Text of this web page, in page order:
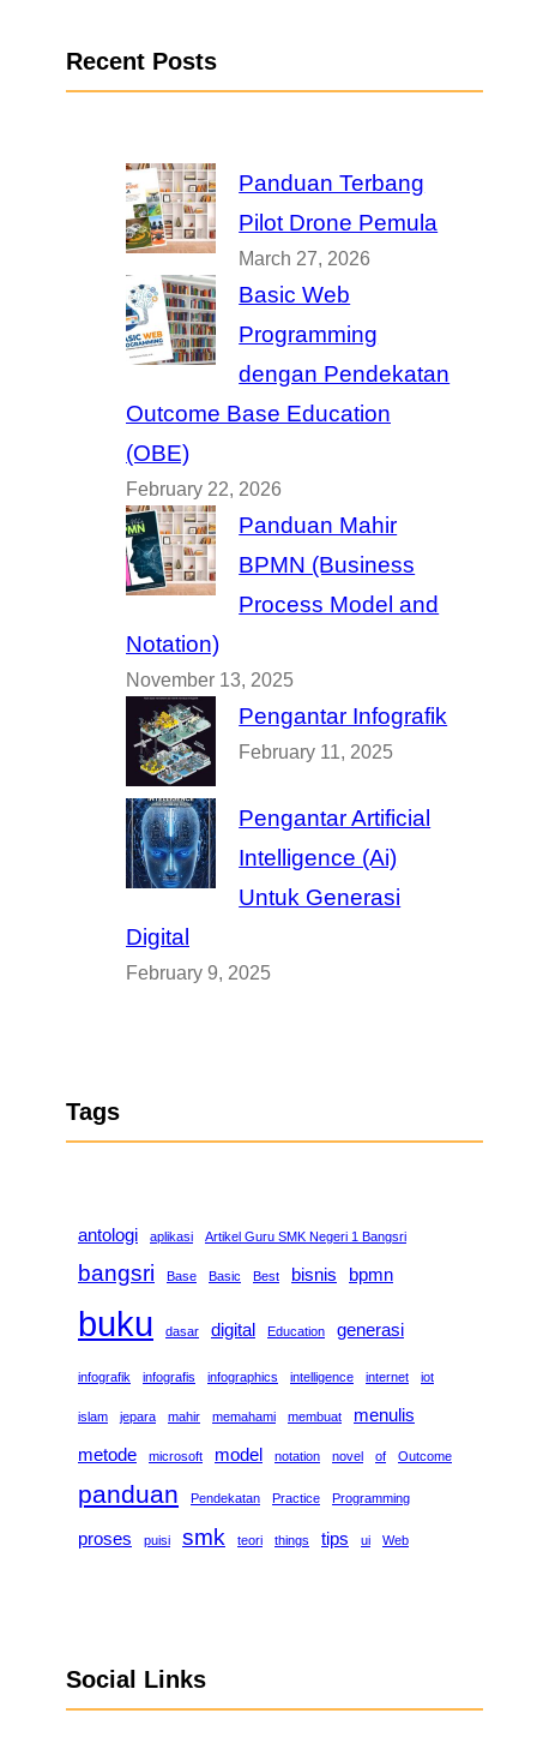
Recent Posts
Panduan Terbang
Pilot Drone Pemula
March 27, 2026
Basic Web
Programming
dengan Pendekatan
Outcome Base Education
(OBE)
February 22, 2026
Panduan Mahir
BPMN (Business
Process Model and
Notation)
November 13, 2025
Pengantar Infografik
February 11, 2025
Pengantar Artificial
Intelligence (Ai)
Untuk Generasi
Digital
February 9, 2025
Tags
antologi aplikasi Artikel Guru SMK Negeri 1 Bangsri
bangsri Base Basic Best bisnis bpmn
buku dasar digital Education generasi
infografik infografis infographics intelligence internet iot
islam jepara mahir memahami membuat
menulis
metode
microsoft model notation novel of Outcome
panduan Pendekatan Practice Programming
proses puisi smk teori things tips ui Web
Social Links